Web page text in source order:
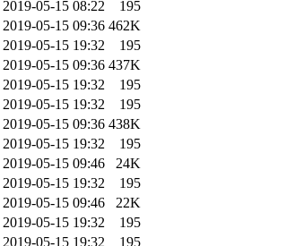
2019-05-15 08:22
195
2019-05-15 09:36 462K
2019-05-15 19:32
195
2019-05-15 09:36 437K
2019-05-15 19:32
195
2019-05-15 19:32
195
2019-05-15 09:36 438K
2019-05-15 19:32
195
2019-05-15 09:46
24K
2019-05-15 19:32
195
2019-05-15 09:46
22K
2019-05-15 19:32
195
2019-05-15 19:32 195